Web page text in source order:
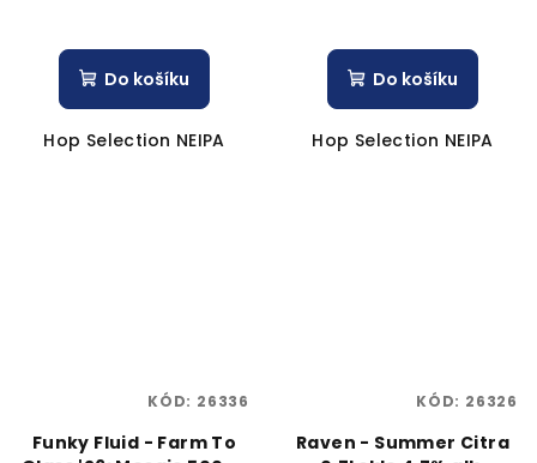
Do košíku
Hop Selection NEIPA
Do košíku
Hop Selection NEIPA
Funky Fluid - Farm To
KÓD: 26336
Raven - Summer Citra
KÓD: 26326